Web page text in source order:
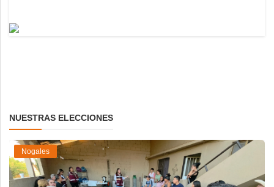
NUESTRAS ELECCIONES
Nogales